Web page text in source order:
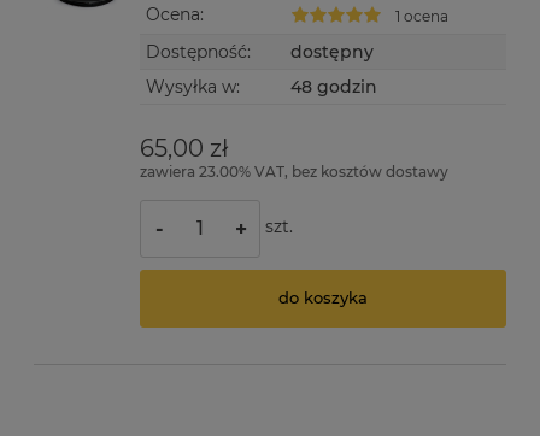
Ocena: 1 ocena
Dostępność:
dostępny
Wysyłka w:
48 godzin
65,00 zł
zawiera 23.00% VAT, bez kosztów dostawy
- + szt.
do koszyka